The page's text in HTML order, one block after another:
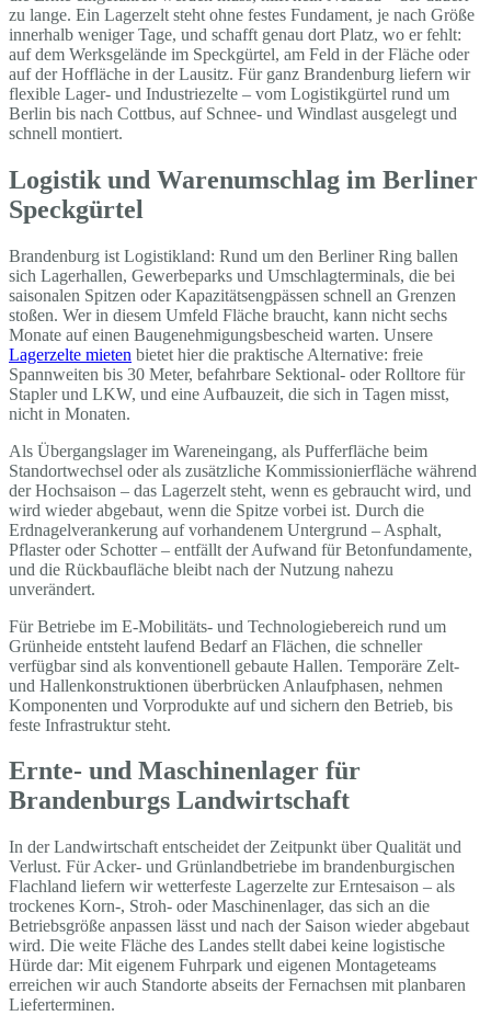
zu lange. Ein Lagerzelt steht ohne festes Fundament, je nach Größe
innerhalb weniger Tage, und schafft genau dort Platz, wo er fehlt:
auf dem Werksgelände im Speckgürtel, am Feld in der Fläche oder
auf der Hoffläche in der Lausitz. Für ganz Brandenburg liefern wir
flexible Lager- und Industriezelte – vom Logistikgürtel rund um
Berlin bis nach Cottbus, auf Schnee- und Windlast ausgelegt und
schnell montiert.
Logistik und Warenumschlag im Berliner
Speckgürtel
Brandenburg ist Logistikland: Rund um den Berliner Ring ballen
sich Lagerhallen, Gewerbeparks und Umschlagterminals, die bei
saisonalen Spitzen oder Kapazitätsengpässen schnell an Grenzen
stoßen. Wer in diesem Umfeld Fläche braucht, kann nicht sechs
Monate auf einen Baugenehmigungsbescheid warten. Unsere
Lagerzelte mieten bietet hier die praktische Alternative: freie
Spannweiten bis 30 Meter, befahrbare Sektional- oder Rolltore für
Stapler und LKW, und eine Aufbauzeit, die sich in Tagen misst,
nicht in Monaten.
Als Übergangslager im Wareneingang, als Pufferfläche beim
Standortwechsel oder als zusätzliche Kommissionierfläche während
der Hochsaison – das Lagerzelt steht, wenn es gebraucht wird, und
wird wieder abgebaut, wenn die Spitze vorbei ist. Durch die
Erdnagelverankerung auf vorhandenem Untergrund – Asphalt,
Pflaster oder Schotter – entfällt der Aufwand für Betonfundamente,
und die Rückbaufläche bleibt nach der Nutzung nahezu
unverändert.
Für Betriebe im E-Mobilitäts- und Technologiebereich rund um
Grünheide entsteht laufend Bedarf an Flächen, die schneller
verfügbar sind als konventionell gebaute Hallen. Temporäre Zelt-
und Hallenkonstruktionen überbrücken Anlaufphasen, nehmen
Komponenten und Vorprodukte auf und sichern den Betrieb, bis
feste Infrastruktur steht.
Ernte- und Maschinenlager für
Brandenburgs Landwirtschaft
In der Landwirtschaft entscheidet der Zeitpunkt über Qualität und
Verlust. Für Acker- und Grünlandbetriebe im brandenburgischen
Flachland liefern wir wetterfeste Lagerzelte zur Erntesaison – als
trockenes Korn-, Stroh- oder Maschinenlager, das sich an die
Betriebsgröße anpassen lässt und nach der Saison wieder abgebaut
wird. Die weite Fläche des Landes stellt dabei keine logistische
Hürde dar: Mit eigenem Fuhrpark und eigenen Montageteams
erreichen wir auch Standorte abseits der Fernachsen mit planbaren
Lieferterminen.